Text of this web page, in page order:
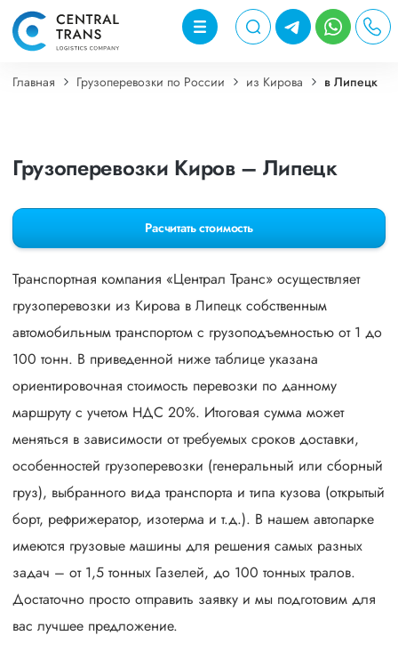
Главная Грузоперевозки по России из Кирова в Липецк
Грузоперевозки Киров – Липецк
Расчитать стоимость
Транспортная компания «Централ Транс» осуществляет
грузоперевозки из Кирова в Липецк собственным
автомобильным транспортом с грузоподъемностью от 1 до
100 тонн. В приведенной ниже таблице указана
ориентировочная стоимость перевозки по данному
маршруту с учетом НДС 20%. Итоговая сумма может
меняться в зависимости от требуемых сроков доставки,
особенностей грузоперевозки (генеральный или сборный
груз), выбранного вида транспорта и типа кузова (открытый
борт, рефрижератор, изотерма и т.д.). В нашем автопарке
имеются грузовые машины для решения самых разных
задач – от 1,5 тонных Газелей, до 100 тонных тралов.
Достаточно просто отправить заявку и мы подготовим для
вас лучшее предложение.